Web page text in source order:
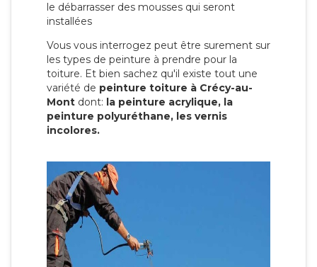
le débarrasser des mousses qui seront
installées
Vous vous interrogez peut être surement sur
les types de peinture à prendre pour la
toiture. Et bien sachez qu'il existe tout une
variété de peinture toiture à Crécy-au-
Mont dont: la peinture acrylique, la
peinture polyuréthane, les vernis
incolores.